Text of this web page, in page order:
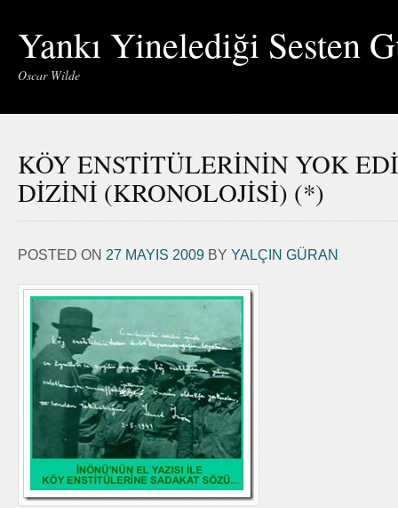
Yankı Yinelediği Sesten
Oscar Wilde
KÖY ENSTİTÜLERİNİN YOK
DİZİNİ (KRONOLOJİSİ) (*)
POSTED ON 27 MAYIS 2009 BY YALÇIN GÜRAN